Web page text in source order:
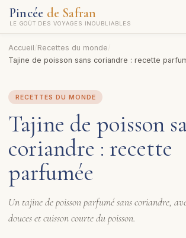
Pincée de Safran
LE GOÛT DES VOYAGES INOUBLIABLES
Accueil Recettes du monde
Tajine de poisson sans coriandre : recette
RECETTES DU MONDE
Tajine de poisson
coriandre : recette
parfumée
Un tajine de poisson parfumé sans coriandre,
douces et cuisson courte du poisson.